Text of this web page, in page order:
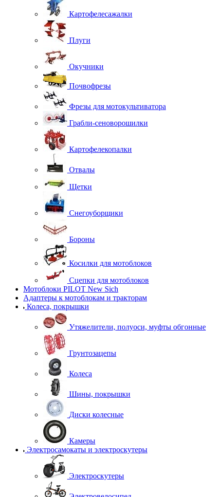
Картофелесажалки
Плуги
Окучники
Почвофрезы
Фрезы для мотокультиватора
Грабли-сеноворошилки
Картофелекопалки
Отвалы
Щетки
Снегоуборщики
Бороны
Косилки для мотоблоков
Сцепки для мотоблоков
Мотоблоки PILOT New Sich
Адаптеры к мотоблокам и тракторам
Колеса, покрышки
Утяжелители, полуоси, муфты обгонные
Грунтозацепы
Колеса
Шины, покрышки
Диски колесные
Камеры
Электросамокаты и электроскутеры
Электроскутеры